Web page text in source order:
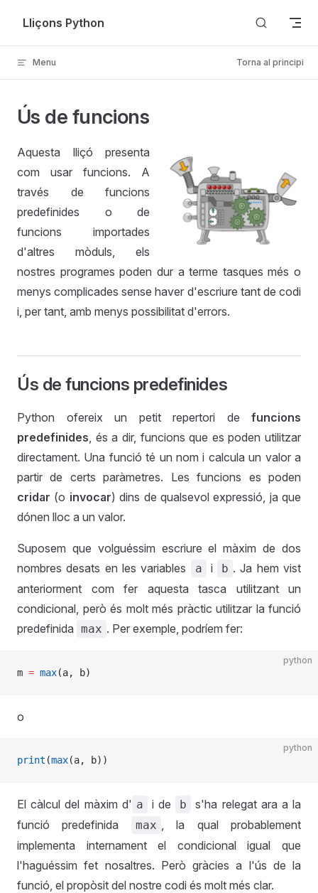
Skip to content
Lliçons Python
Menu Torna al principi
Ús de funcions
Aquesta lliçó presenta
com usar funcions. A
través de funcions
predefinides o de
funcions importades
d'altres mòduls, els
nostres programes poden dur a terme tasques més o
menys complicades sense haver d'escriure tant de codi
i, per tant, amb menys possibilitat d'errors.
Ús de funcions predefinides
Python ofereix un petit repertori de funcions
predefinides, és a dir, funcions que es poden utilitzar
directament. Una funció té un nom i calcula un valor a
partir de certs paràmetres. Les funcions es poden
cridar (o invocar) dins de qualsevol expressió, ja que
dónen lloc a un valor.
Suposem que volguéssim escriure el màxim de dos
nombres desats en les variables
a i b . Ja hem vist
anteriorment com fer aquesta tasca utilitzant un
condicional, però és molt més pràctic utilitzar la funció
predefinida max . Per exemple, podríem fer:
python
m = max(a, b)
o
python
print (max(a, b))
El càlcul del màxim d' a i de b
s'ha relegat ara a la
funció predefinida
max , la qual probablement
implementa internament el condicional igual que
l'haguéssim fet nosaltres. Però gràcies a l'ús de la
funció, el propòsit del nostre codi és molt més clar.